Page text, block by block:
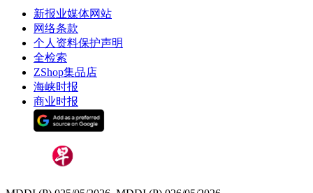
新报业媒体网站
网络条款
个人资料保护声明
全检索
ZShop集品店
海峡时报
商业时报